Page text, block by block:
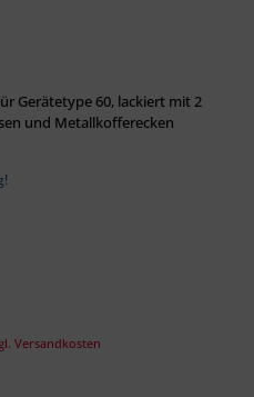
Gerätetype 60, lackiert mit 2
und Metallkofferecken
Versandkosten